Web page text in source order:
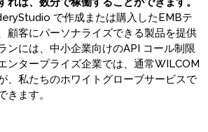
で作成または購入したEMBテ
顧客にパーソナライズできる製品を提供
ンには、中小企業向けのAPI コール制限
ンタープライズ企業では、通常WILCOM
、私たちのホワイトグローブサービスで
きます。